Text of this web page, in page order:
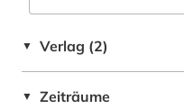
▼ Verlag (2)
▼ Zeiträume